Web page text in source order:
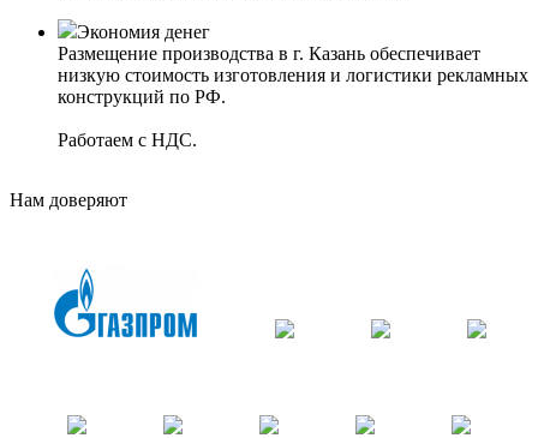
Экономия денег
Размещение производства в г. Казань обеспечивает
низкую стоимость изготовления и логистики рекламных
конструкций по РФ.
Работаем с НДС.
Нам доверяют